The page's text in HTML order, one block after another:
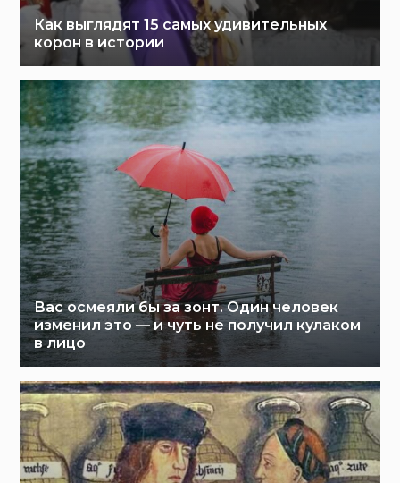
Как выглядят 15 самых удивительных
корон в истории
Вас осмеяли бы за зонт. Один человек
изменил это — и чуть не получил кулаком
в лицо